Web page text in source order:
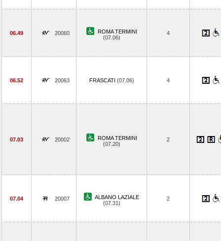
06.49 20060
ROMA TERMINI
(07.06)
4
06.52 20063 FRASCATI (07.06) 4
07.03 20002
ROMA TERMINI
(07.20)
2
07.04 20007
ALBANO LAZIALE
(07.31)
2